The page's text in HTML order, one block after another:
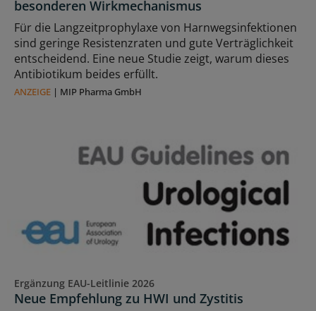
besonderen Wirkmechanismus
Für die Langzeitprophylaxe von Harnwegsinfektionen
sind geringe Resistenzraten und gute Verträglichkeit
entscheidend. Eine neue Studie zeigt, warum dieses
Antibiotikum beides erfüllt.
ANZEIGE | MIP Pharma GmbH
Ergänzung EAU-Leitlinie 2026
Neue Empfehlung zu HWI und Zystitis